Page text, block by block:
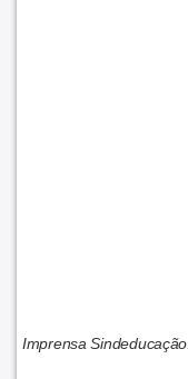
Imprensa Sindeducação.